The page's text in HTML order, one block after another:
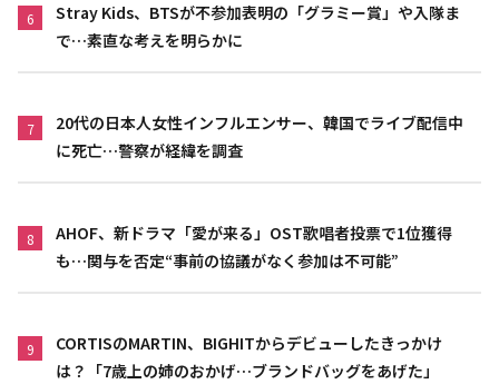
6
Stray Kids、BTSが不参加表明の「グラミー賞」や入隊ま
で…素直な考えを明らかに
7
20代の日本人女性インフルエンサー、韓国でライブ配信中
に死亡…警察が経緯を調査
8
AHOF、新ドラマ「愛が来る」OST歌唱者投票で1位獲得
も…関与を否定“事前の協議がなく参加は不可能”
9
CORTISのMARTIN、BIGHITからデビューしたきっかけ
は？「7歳上の姉のおかげ…ブランドバッグをあげた」